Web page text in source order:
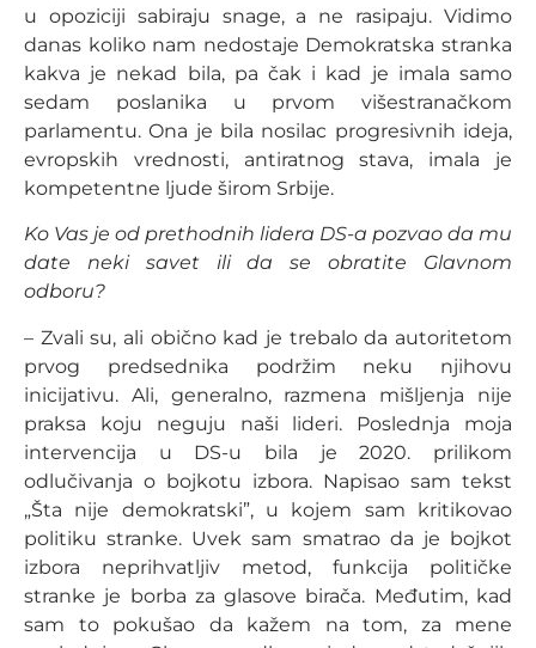
u opoziciji sabiraju snage, a ne rasipaju. Vidimo
danas koliko nam nedostaje Demokratska stranka
kakva je nekad bila, pa čak i kad je imala samo
sedam poslanika u prvom višestranačkom
parlamentu. Ona je bila nosilac progresivnih ideja,
evropskih vrednosti, antiratnog stava, imala je
kompetentne ljude širom Srbije.
Ko Vas je od prethodnih lidera DS-a pozvao da mu
date neki savet ili da se obratite Glavnom
odboru?
– Zvali su, ali obično kad je trebalo da autoritetom
prvog predsednika podržim neku njihovu
inicijativu. Ali, generalno, razmena mišljenja nije
praksa koju neguju naši lideri. Poslednja moja
intervencija u DS-u bila je 2020. prilikom
odlučivanja o bojkotu izbora. Napisao sam tekst
„Šta nije demokratski”, u kojem sam kritikovao
politiku stranke. Uvek sam smatrao da je bojkot
izbora neprihvatljiv metod, funkcija političke
stranke je borba za glasove birača. Međutim, kad
sam to pokušao da kažem na tom, za mene